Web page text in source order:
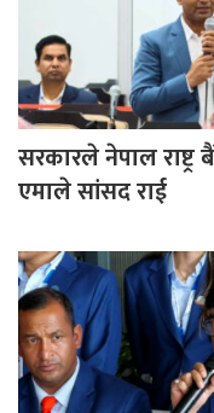
सरकारले नेपाल राष्ट्र
एमाले सांसद राई